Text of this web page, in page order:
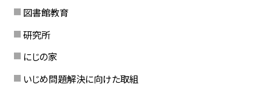
図書館教育
研究所
にじの家
いじめ問題解決に向けた取組